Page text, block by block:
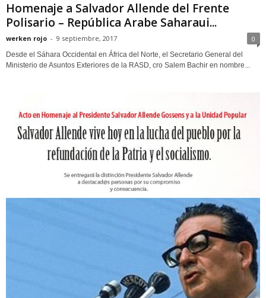
Homenaje a Salvador Allende del Frente
Polisario – República Arabe Saharaui...
werken rojo - 9 septiembre, 2017 0
Desde el Sáhara Occidental en África del Norte, el Secretario General del
Ministerio de Asuntos Exteriores de la RASD, cro Salem Bachir en nombre...